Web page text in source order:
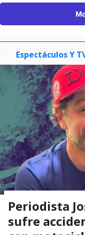
Espectáculos Y
Periodista
sufre